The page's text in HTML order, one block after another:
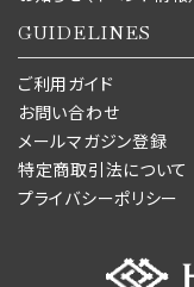
GUIDELINES
ご利用ガイド
お問い合わせ
メールマガジン登録
特定商取引法について
プライバシーポリシー